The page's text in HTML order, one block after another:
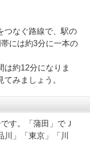
つなぐ路線で、駅の
には約3分に一本の
は約12分になりま
みましょう。
す。「蒲田」でＪ
」「東京」「川